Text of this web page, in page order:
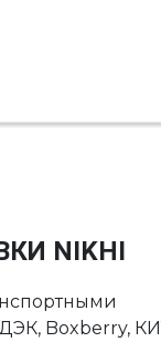
NIKHI
Boxberry,